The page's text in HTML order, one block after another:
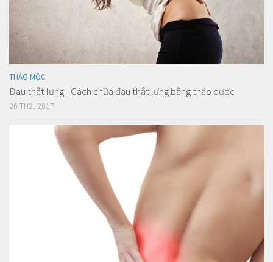
THẢO MỘC
Đau thắt lưng - Cách chữa đau thắt lưng bằng thảo dược
26 TH2, 2017